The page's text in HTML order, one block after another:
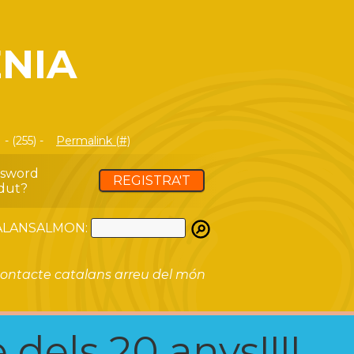
(255) - Permalink (#)
REGISTRA'T
catalans arreu del món